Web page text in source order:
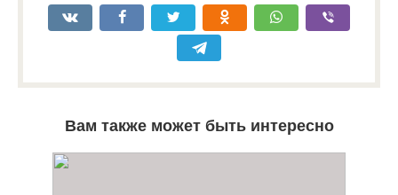
Вам также может быть интересно